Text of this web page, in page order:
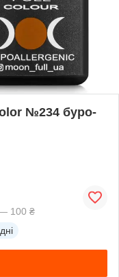
№234 буро-
— 100 ₴